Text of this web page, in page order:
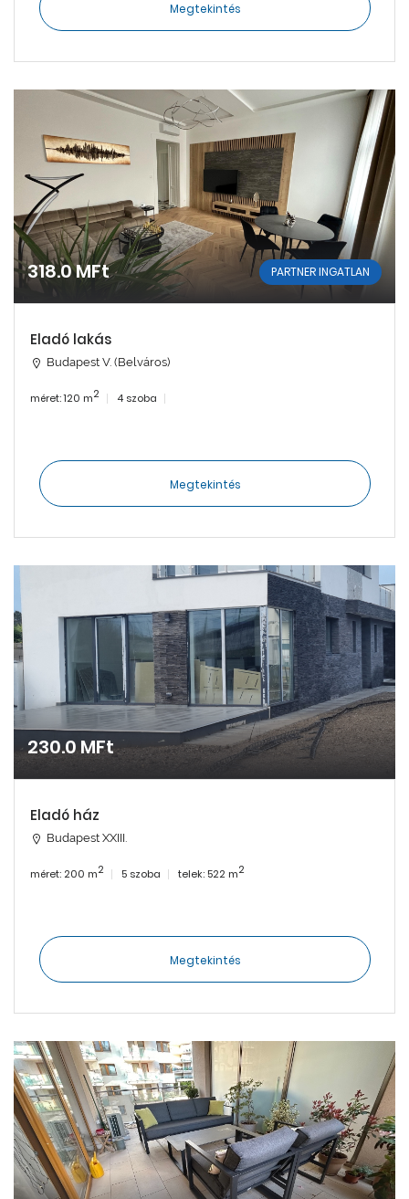
Megtekintés
318.0 MFt PARTNER INGATLAN
Eladó lakás
Budapest V. (Belváros)
méret: 120 m2 4 szoba
Megtekintés
230.0 MFt
Eladó ház
Budapest XXIII.
méret: 200 m2 5 szoba telek: 522 m2
Megtekintés